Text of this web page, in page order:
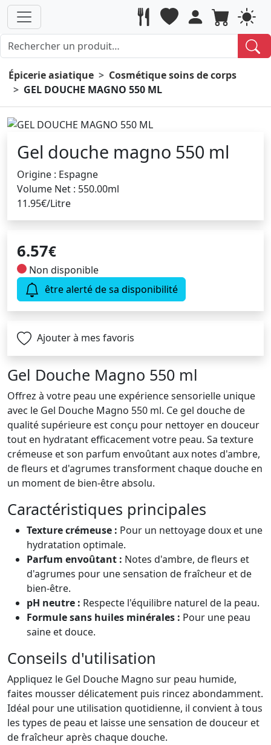
Épicerie asiatique
Cosmétique soins de corps
GEL DOUCHE MAGNO 550 ML
Gel douche magno 550 ml
Origine : Espagne
Volume Net : 550.00ml
11.95€/Litre
6.57€
Non disponible
être alerté de sa disponibilité
Ajouter à mes favoris
Gel Douche Magno 550 ml
Offrez à votre peau une expérience sensorielle unique
avec le Gel Douche Magno 550 ml. Ce gel douche de
qualité supérieure est conçu pour nettoyer en douceur
tout en hydratant efficacement votre peau. Sa texture
crémeuse et son parfum envoûtant aux notes d'ambre,
de fleurs et d'agrumes transforment chaque douche en
un moment de bien-être absolu.
Caractéristiques principales
Texture crémeuse : Pour un nettoyage doux et une
hydratation optimale.
Parfum envoûtant : Notes d'ambre, de fleurs et
d'agrumes pour une sensation de fraîcheur et de
bien-être.
pH neutre : Respecte l'équilibre naturel de la peau.
Formule sans huiles minérales : Pour une peau
saine et douce.
Conseils d'utilisation
Appliquez le Gel Douche Magno sur peau humide,
faites mousser délicatement puis rincez abondamment.
Idéal pour une utilisation quotidienne, il convient à tous
les types de peau et laisse une sensation de douceur et
de fraîcheur après chaque douche.